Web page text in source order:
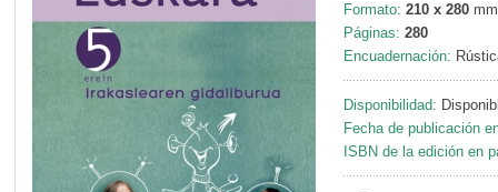
Formato: 210 x 280 mm
Páginas: 280
Encuadernación:
Disponibilidad:
Fecha de publicación
ISBN de la edición en